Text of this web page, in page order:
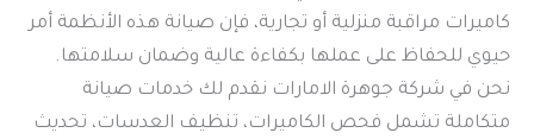
كاميرات مراقبة منزلية أو تجارية، فإن صيانة هذه الأنظمة أمر
حيوي للحفاظ على عملها بكفاءة عالية وضمان سلامتها.
نحن في شركة جوهرة الامارات نقدم لك خدمات صيانة
متكاملة تشمل فحص الكاميرات، تنظيف العدسات، تحديث